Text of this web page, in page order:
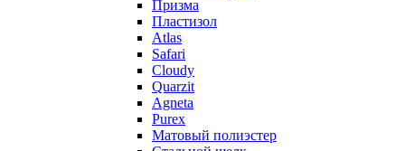
Призма
Пластизол
Atlas
Safari
Cloudy
Quarzit
Agneta
Purex
Матовый полиэстер